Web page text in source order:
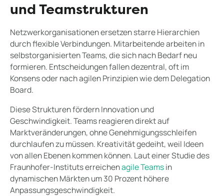
und Teamstrukturen
Netzwerkorganisationen ersetzen starre Hierarchien
durch flexible Verbindungen. Mitarbeitende arbeiten in
selbstorganisierten Teams, die sich nach Bedarf neu
formieren. Entscheidungen fallen dezentral, oft im
Konsens oder nach agilen Prinzipien wie dem Delegation
Board.
Diese Strukturen fördern Innovation und
Geschwindigkeit. Teams reagieren direkt auf
Marktveränderungen, ohne Genehmigungsschleifen
durchlaufen zu müssen. Kreativität gedeiht, weil Ideen
von allen Ebenen kommen können. Laut einer Studie des
Fraunhofer-Instituts erreichenagile Teamsin
dynamischen Märkten um 30 Prozent höhere
Anpassungsgeschwindigkeit.